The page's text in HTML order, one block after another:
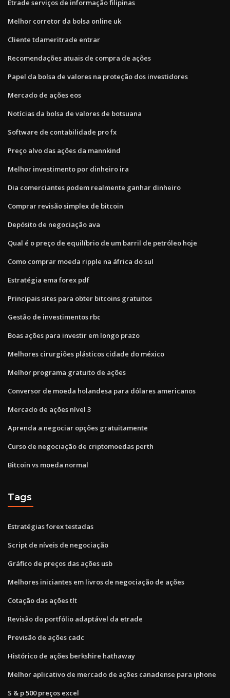
Etrade serviços de informação filipinas
Melhor corretor da bolsa online uk
Cliente tdameritrade entrar
Recomendações atuais de compra de ações
Papel da bolsa de valores na proteção dos investidores
Mercado de ações eos
Notícias da bolsa de valores de botsuana
Software de contabilidade pro fx
Preço alvo das ações da mannkind
Melhor investimento por dinheiro ira
Dia comerciantes podem realmente ganhar dinheiro
Comprar revisão simplex de bitcoin
Depósito de negociação ava
Qual é o preço de equilíbrio de um barril de petróleo hoje
Como comprar moeda ripple na áfrica do sul
Estratégia ema forex pdf
Principais sites para obter bitcoins gratuitos
Gestão de investimentos rbc
Boas ações para investir em longo prazo
Melhores cirurgiões plásticos cidade do méxico
Melhor programa gratuito de ações
Conversor de moeda holandesa para dólares americanos
Mercado de ações nível 3
Aprenda a negociar opções gratuitamente
Curso de negociação de criptomoedas perth
Bitcoin vs moeda normal
Tags
Estratégias forex testadas
Script de níveis de negociação
Gráfico de preços das ações usb
Melhores iniciantes em livros de negociação de ações
Cotação das ações tlt
Revisão do portfólio adaptável da etrade
Previsão de ações cadc
Histórico de ações berkshire hathaway
Melhor aplicativo de mercado de ações canadense para iphone
S & p 500 preços excel